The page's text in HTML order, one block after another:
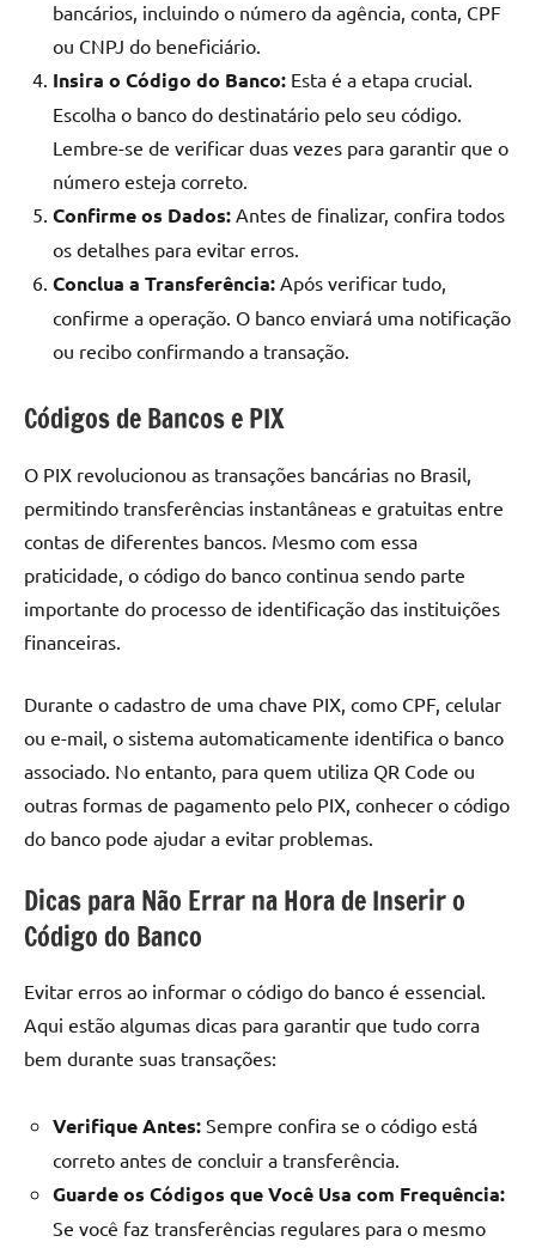
bancários, incluindo o número da agência, conta, CPF
ou CNPJ do beneficiário.
Insira o Código do Banco: Esta é a etapa crucial.
Escolha o banco do destinatário pelo seu código.
Lembre-se de verificar duas vezes para garantir que o
número esteja correto.
Confirme os Dados: Antes de finalizar, confira todos
os detalhes para evitar erros.
Conclua a Transferência: Após verificar tudo,
confirme a operação. O banco enviará uma notificação
ou recibo confirmando a transação.
Códigos de Bancos e PIX
O PIX revolucionou as transações bancárias no Brasil,
permitindo transferências instantâneas e gratuitas entre
contas de diferentes bancos. Mesmo com essa
praticidade, o código do banco continua sendo parte
importante do processo de identificação das instituições
financeiras.
Durante o cadastro de uma chave PIX, como CPF, celular
ou e-mail, o sistema automaticamente identifica o banco
associado. No entanto, para quem utiliza QR Code ou
outras formas de pagamento pelo PIX, conhecer o código
do banco pode ajudar a evitar problemas.
Dicas para Não Errar na Hora de Inserir o
Código do Banco
Evitar erros ao informar o código do banco é essencial.
Aqui estão algumas dicas para garantir que tudo corra
bem durante suas transações:
Verifique Antes: Sempre confira se o código está
correto antes de concluir a transferência.
Guarde os Códigos que Você Usa com Frequência:
Se você faz transferências regulares para o mesmo